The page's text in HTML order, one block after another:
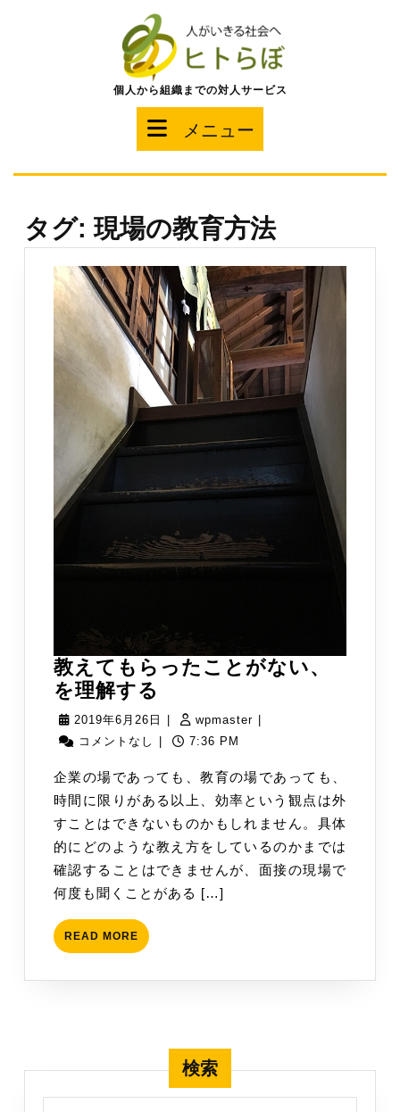
プ
個人から組織までの対人サービス
メニュー
ニ
ュ
ー
タグ:現場の教育方法
教えてもらったことがない、
を理解する
え
て
ら
っ
た
こ
と
が
2019年6月26日
2019
年
月
26
日
wpmaster wpmaster
コメントなし
7:36 PM
企業の場であっても、教育の場であっても、
時間に限りがある以上、効率という観点は外
すことはできないものかもしれません。具体
的にどのような教え方をしているのかまでは
確認することはできませんが、面接の現場で
何度も聞くことがある […]
READ MORE READ
MORE
検索